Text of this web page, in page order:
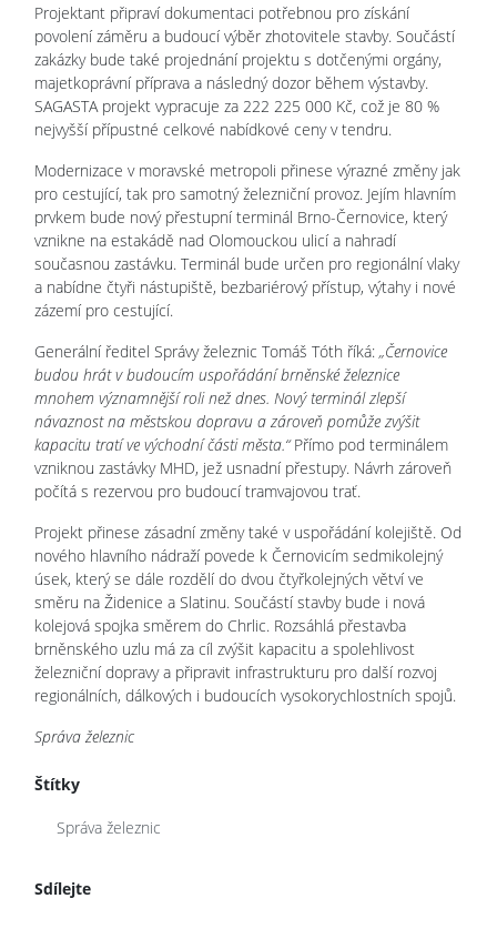
Projektant připraví dokumentaci potřebnou pro získání
povolení záměru a budoucí výběr zhotovitele stavby. Součástí
zakázky bude také projednání projektu s dotčenými orgány,
majetkoprávní příprava a následný dozor během výstavby.
SAGASTA projekt vypracuje za 222 225 000 Kč, což je 80 %
nejvyšší přípustné celkové nabídkové ceny v tendru.
Modernizace v moravské metropoli přinese výrazné změny jak
pro cestující, tak pro samotný železniční provoz. Jejím hlavním
prvkem bude nový přestupní terminál Brno-Černovice, který
vznikne na estakádě nad Olomouckou ulicí a nahradí
současnou zastávku. Terminál bude určen pro regionální vlaky
a nabídne čtyři nástupiště, bezbariérový přístup, výtahy i nové
zázemí pro cestující.
Generální ředitel Správy železnic Tomáš Tóth říká: „Černovice
budou hrát v budoucím uspořádání brněnské železnice
mnohem významnější roli než dnes. Nový terminál zlepší
návaznost na městskou dopravu a zároveň pomůže zvýšit
kapacitu tratí ve východní části města.“Přímo pod terminálem
vzniknou zastávky MHD, jež usnadní přestupy. Návrh zároveň
počítá s rezervou pro budoucí tramvajovou trať.
Projekt přinese zásadní změny také v uspořádání kolejiště. Od
nového hlavního nádraží povede k Černovicím sedmikolejný
úsek, který se dále rozdělí do dvou čtyřkolejných větví ve
směru na Židenice a Slatinu. Součástí stavby bude i nová
kolejová spojka směrem do Chrlic. Rozsáhlá přestavba
brněnského uzlu má za cíl zvýšit kapacitu a spolehlivost
železniční dopravy a připravit infrastrukturu pro další rozvoj
regionálních, dálkových i budoucích vysokorychlostních spojů.
Správa železnic
Štítky
Správa železnic
Sdílejte